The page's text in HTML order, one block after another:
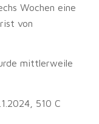
Wochen eine
von
mittlerweile
510 C